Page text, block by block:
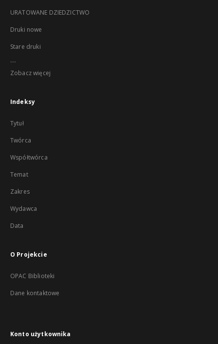
URATOWANE DZIEDZICTWO
Druki nowe
Stare druki
...
Zobacz więcej
Indeksy
Tytuł
Twórca
Współtwórca
Temat
Zakres
Wydawca
Data
O Projekcie
OPAC Biblioteki
Dane kontaktowe
Konto użytkownika